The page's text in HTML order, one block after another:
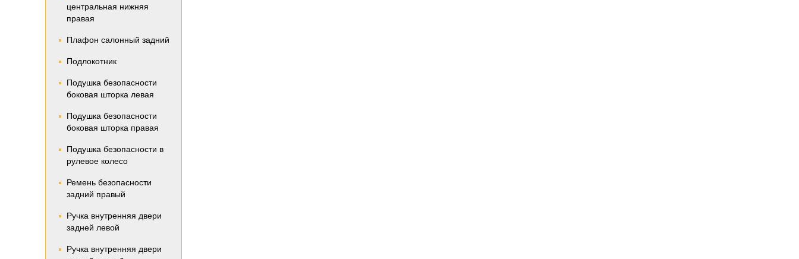
центральная нижняя
правая
Плафон салонный задний
Подлокотник
Подушка безопасности
боковая шторка левая
Подушка безопасности
боковая шторка правая
Подушка безопасности в
рулевое колесо
Ремень безопасности
задний правый
Ручка внутренняя двери
задней левой
Ручка внутренняя двери